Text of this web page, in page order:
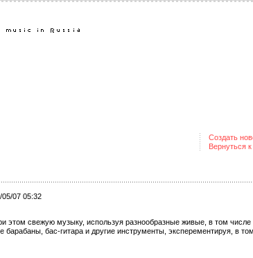
Создать
Вернуться
05/07 05:32
этом свежую музыку, используя разнообразные живые, в том
барабаны, бас-гитара и другие инструменты, эксперементируя, в